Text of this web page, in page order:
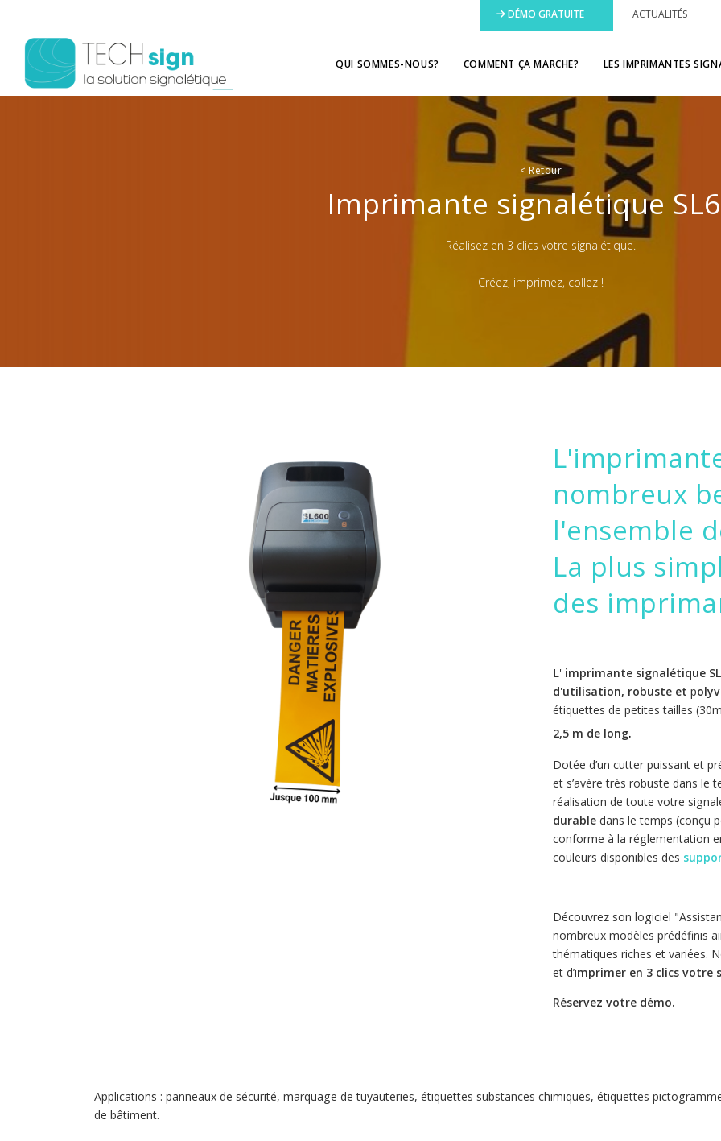
DÉMO GRATUITE ACTUALITÉS
QUI SOMMES-NOUS? COMMENT ÇA MARCHE? LES IMPRIMANTES
< Retour
Imprimante signalétique
Réalisez en 3 clics votre signalétique.
Créez, imprimez, collez !
nombreux
l'ensemble
La plus
des
L' imprimante signalétique
d'utilisation, robuste et p
étiquettes de petites tailles
2,5 m de long.
Dotée d’un cutter puissant et
et s’avère très robuste dans le
réalisation de toute votre
durable dans le temps (conçu
conforme à la réglementation
couleurs disponibles des
Découvrez son logiciel
nombreux modèles prédéfinis
thématiques riches et variées.
et d’imprimer en 3 clics votre
Réservez votre démo.
Applications : panneaux de sécurité, marquage de tuyauteries, étiquettes substances chimiques, étiquettes
de bâtiment.